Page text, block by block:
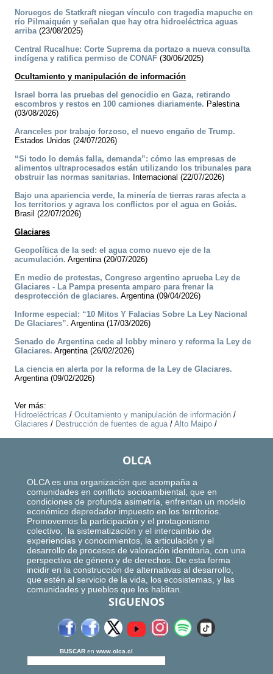
Noruegos de Statkraft niegan vínculo con tragedia mapuche en
río Pilmaiquén y señalan que hay otra hidroeléctrica aguas
arriba(23/08/2025)
Central Rucalhue: Corte Suprema da portazo a nueva consulta
indígena y ratifica permiso de CONAF (30/06/2025)
Ocultamiento y manipulación de información
Israel borra las pruebas del genocidio en Gaza, retirando
escombros y restos en 100 camiones diariamente. Palestina
(03/08/2026)
Aranceles por trabajo forzoso, el nuevo engaño de Trump.
Estados Unidos (24/07/2026)
“Si todo lo demás falla, demanda”: cómo las empresas de
alimentos ultraprocesados están utilizando los tribunales para
obstruir las normas sanitarias. Internacional (22/07/2026)
Bajo una apariencia verde, la minería de tierras raras afecta a
los territorios y agrava los conflictos por el agua en Goiás.
Brasil (22/07/2026)
Glaciares
Geopolítica de la sed: el agua como nuevo eje de la
acumulación. Argentina (20/07/2026)
En medio de protestas, Congreso argentino aprueba Ley de
Glaciares - La Pampa presenta amparo para frenar la
desprotección de glaciares. Argentina (09/04/2026)
Informe especial: “10 Mitos Y Falacias Sobre La Ley Nacional
De Glaciares”. Argentina (17/03/2026)
Senado de Argentina cede al lobby minero y reforma la Ley de
Glaciares. Argentina (26/02/2026)
La ciencia en alerta por la reforma de la Ley de Glaciares.
Argentina (09/02/2026)
Ver más:
Hidroeléctricas / Ocultamiento y manipulación de información /
Glaciares / Destrucción de fuentes de agua/ Alto Maipo /
OLCA
OLCA es una organización que acompaña a
comunidades en conflicto socioambiental, que en
condiciones de profunda asimetría, enfrentan un modelo
económico depredador impuesto en los territorios.
Promovemos la participación y el protagonismo
colectivo, la sistematización y el intercambio de
experiencias y conocimientos, la articulación y el
desarrollo de procesos de valoración identitaria, con una
perspectiva de género y de derechos. De esta forma
incidir en la construcción de alternativas al desarrollo,
que estén al servicio de la vida, los ecosistemas, y las
comunidades y pueblos que los habitan.
SIGUENOS
BUSCAR en www.olca.cl